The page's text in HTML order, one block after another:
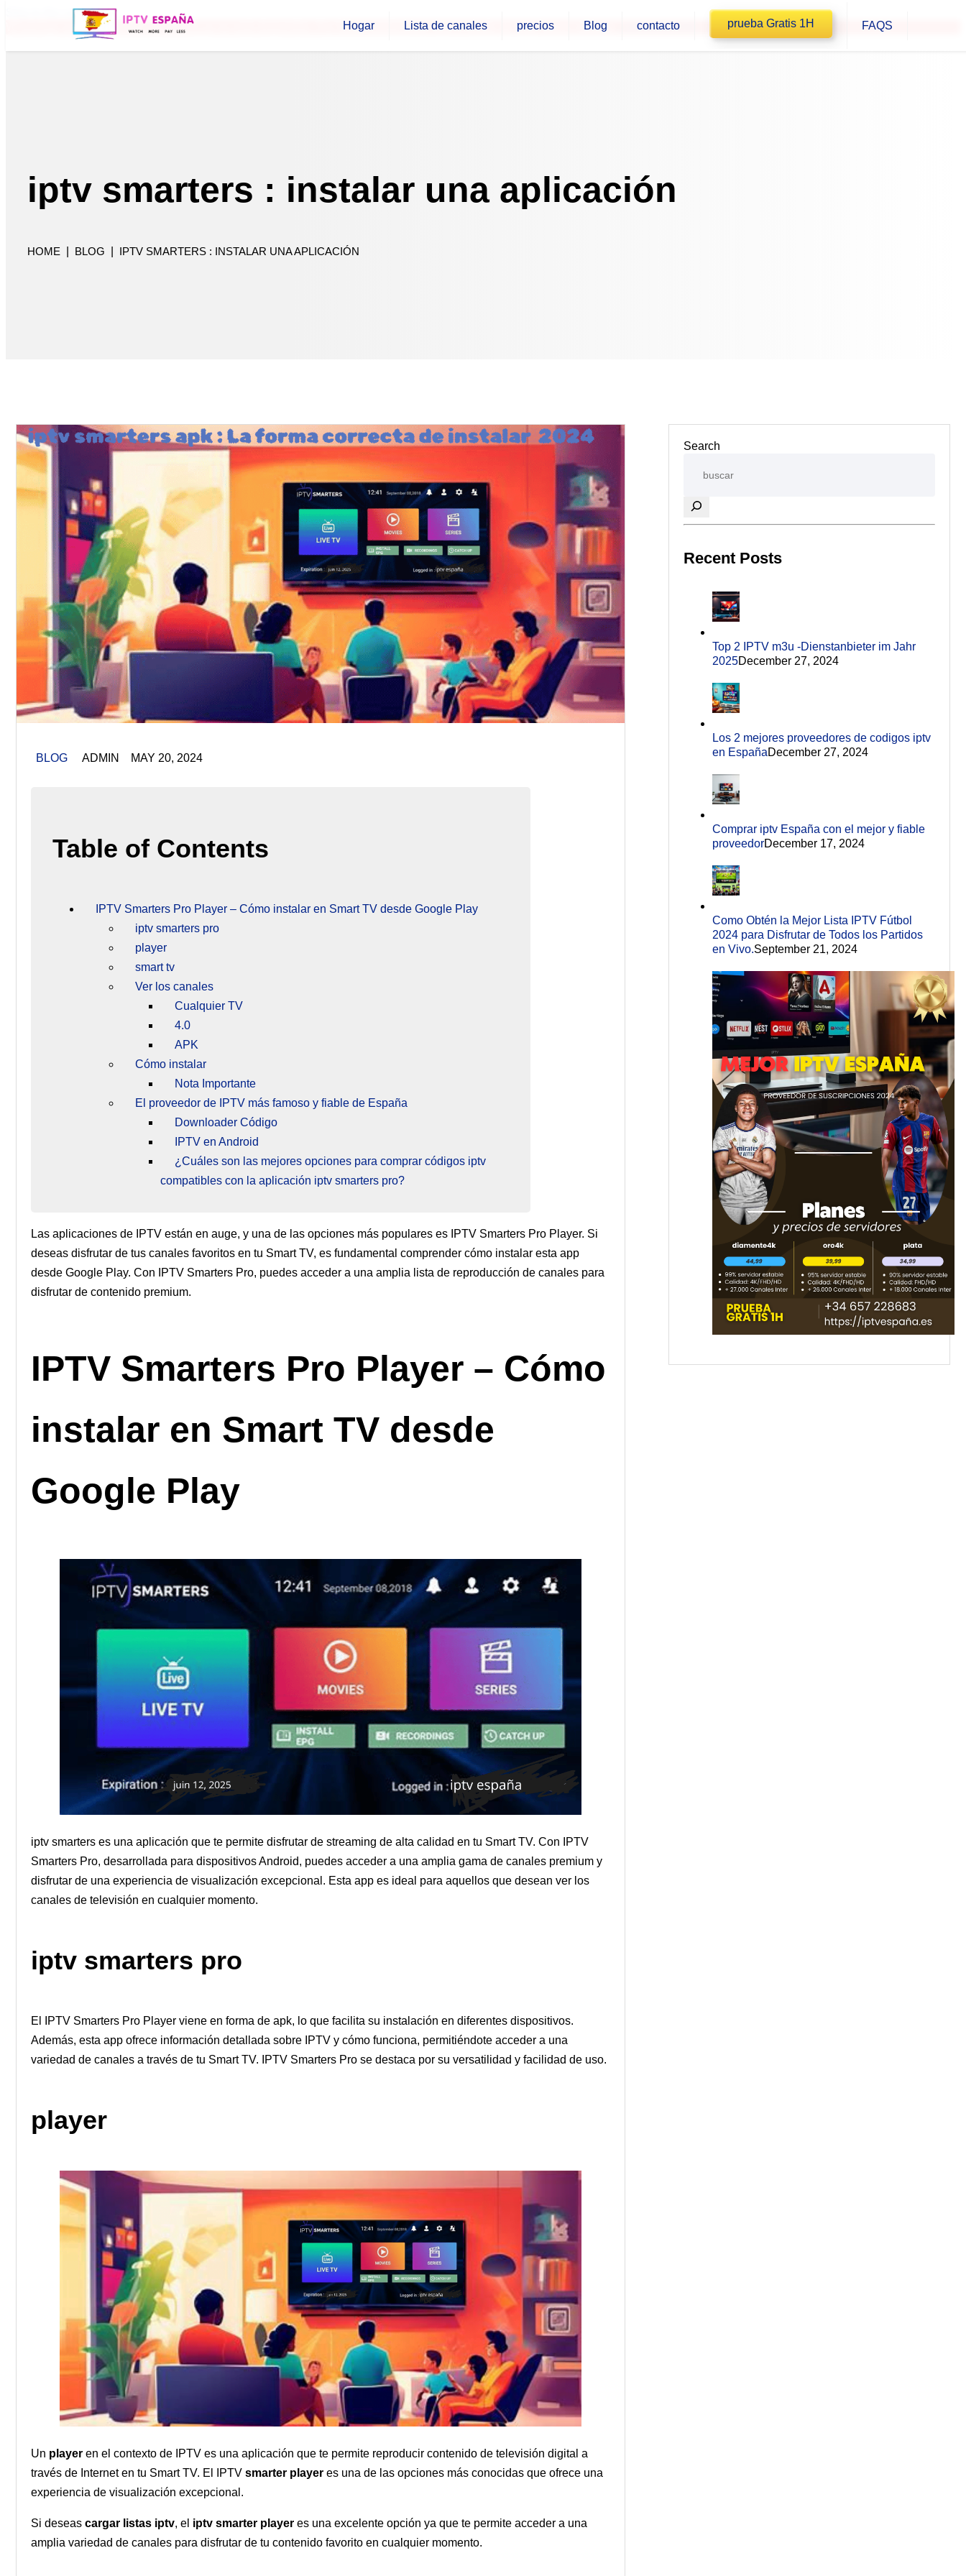
Skip to the content
WhatsApp antiguo (+34 657 22 86 83) ya no está disponible. Por favor, contáctanos solo a través de este nuevo número.
+34613764292
Hogar Lista de canales precios Blog contacto prueba Gratis 1H FAQS
iptv smarters : instalar una aplicación
HOME BLOG IPTV SMARTERS : INSTALAR UNA APLICACIÓN
Search
Recent Posts
Top 2 IPTV m3u -Dienstanbieter im Jahr
2025December 27, 2024
Los 2 mejores proveedores de codigos iptv
en EspañaDecember 27, 2024
Comprar iptv España con el mejor y fiable
proveedorDecember 17, 2024
Como Obtén la Mejor Lista IPTV Fútbol
2024 para Disfrutar de Todos los Partidos
en Vivo.September 21, 2024
BLOG ADMIN MAY 20, 2024
Table of Contents
IPTV Smarters Pro Player – Cómo instalar en Smart TV desde Google Play
iptv smarters pro
player
smart tv
Ver los canales
Cualquier TV
4.0
APK
Cómo instalar
Nota Importante
El proveedor de IPTV más famoso y fiable de España
Downloader Código
IPTV en Android
¿Cuáles son las mejores opciones para comprar códigos iptv
compatibles con la aplicación iptv smarters pro?
Las aplicaciones de IPTV están en auge, y una de las opciones más populares es IPTV Smarters Pro Player. Si
deseas disfrutar de tus canales favoritos en tu Smart TV, es fundamental comprender cómo instalar esta app
desde Google Play. Con IPTV Smarters Pro, puedes acceder a una amplia lista de reproducción de canales para
disfrutar de contenido premium.
IPTV Smarters Pro Player – Cómo
instalar en Smart TV desde
Google Play
iptv smarters es una aplicación que te permite disfrutar de streaming de alta calidad en tu Smart TV. Con IPTV
Smarters Pro, desarrollada para dispositivos Android, puedes acceder a una amplia gama de canales premium y
disfrutar de una experiencia de visualización excepcional. Esta app es ideal para aquellos que desean ver los
canales de televisión en cualquier momento.
iptv smarters pro
El IPTV Smarters Pro Player viene en forma de apk, lo que facilita su instalación en diferentes dispositivos.
Además, esta app ofrece información detallada sobre IPTV y cómo funciona, permitiéndote acceder a una
variedad de canales a través de tu Smart TV. IPTV Smarters Pro se destaca por su versatilidad y facilidad de uso.
player
Un player en el contexto de IPTV es una aplicación que te permite reproducir contenido de televisión digital a
través de Internet en tu Smart TV. El IPTV smarter player es una de las opciones más conocidas que ofrece una
experiencia de visualización excepcional.
Si deseas cargar listas iptv, el iptv smarter player es una excelente opción ya que te permite acceder a una
amplia variedad de canales para disfrutar de tu contenido favorito en cualquier momento.